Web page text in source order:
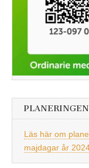
Läs här om
majdagar år